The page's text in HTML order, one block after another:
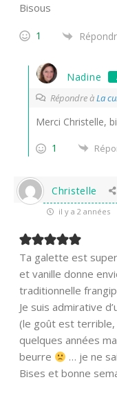
Bisous
1
Nadine
Répondre àLa
Merci Christelle,
1
Christelle
il y a 2 années
Ta galette est
et vanille donne
traditionnelle
Je suis admirative
(le goût est terrible,
quelques années
beurre
… je ne
Bises et bonne